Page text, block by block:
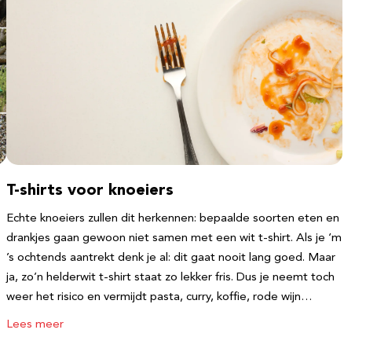
T-shirts voor knoeiers
Echte knoeiers zullen dit herkennen: bepaalde soorten eten en
drankjes gaan gewoon niet samen met een wit t-shirt. Als je ‘m
’s ochtends aantrekt denk je al: dit gaat nooit lang goed. Maar
ja, zo’n helderwit t-shirt staat zo lekker fris. Dus je neemt toch
weer het risico en vermijdt pasta, curry, koffie, rode wijn…
Lees meer